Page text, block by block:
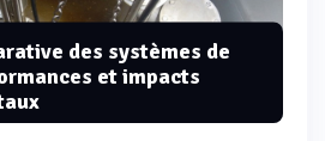
des systèmes de
et impacts